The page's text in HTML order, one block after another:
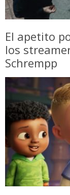
El apetito
los
Schrempp